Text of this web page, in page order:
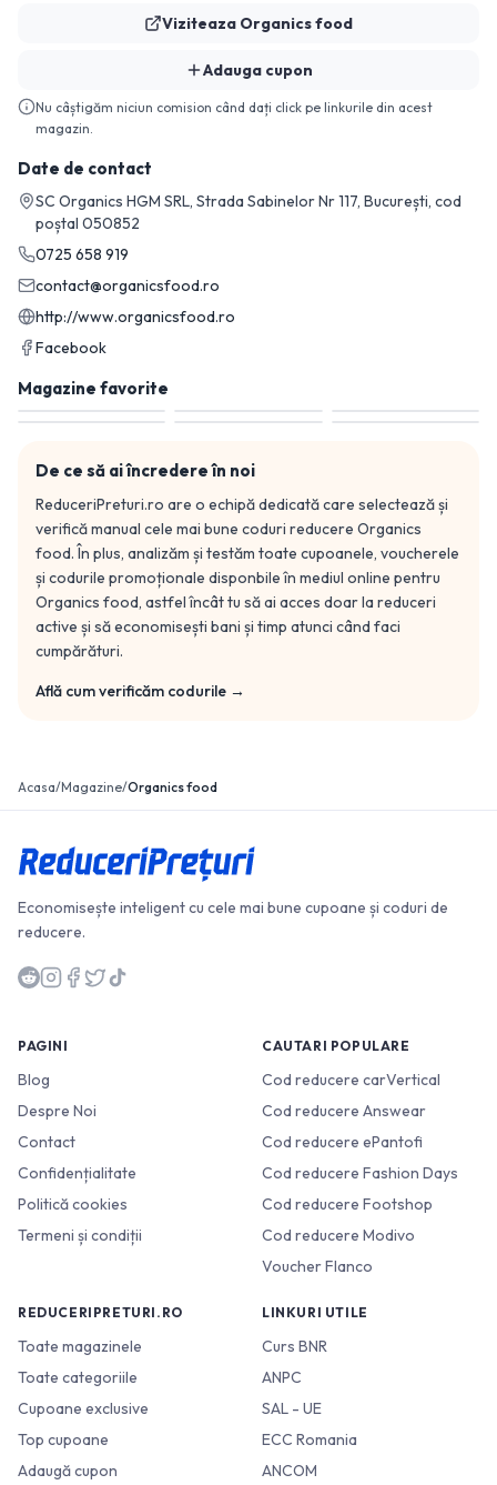
Viziteaza Organics food
Adauga cupon
Nu câștigăm niciun comision când dați click pe linkurile din acest
magazin.
Date de contact
SC Organics HGM SRL, Strada Sabinelor Nr 117, București, cod
poștal 050852
0725 658 919
contact@organicsfood.ro
http://www.organicsfood.ro
Facebook
Magazine favorite
De ce să ai încredere în noi
ReduceriPreturi.ro are o echipă dedicată care selectează și
verifică manual cele mai bune coduri reducere Organics
food. În plus, analizăm și testăm toate cupoanele, voucherele
și codurile promoționale disponbile în mediul online pentru
Organics food, astfel încât tu să ai acces doar la reduceri
active și să economisești bani și timp atunci când faci
cumpărături.
Află cum verificăm codurile →
Acasa/Magazine/Organics food
Economisește inteligent cu cele mai bune cupoane și coduri de
reducere.
PAGINI
Blog
Despre Noi
Contact
Confidențialitate
Politică cookies
Termeni și condiții
CAUTARI POPULARE
Cod reducere carVertical
Cod reducere Answear
Cod reducere ePantofi
Cod reducere Fashion Days
Cod reducere Footshop
Cod reducere Modivo
Voucher Flanco
REDUCERIPRETURI.RO
Toate magazinele
Toate categoriile
Cupoane exclusive
Top cupoane
Adaugă cupon
LINKURI UTILE
Curs BNR
ANPC
SAL - UE
ECC Romania
ANCOM